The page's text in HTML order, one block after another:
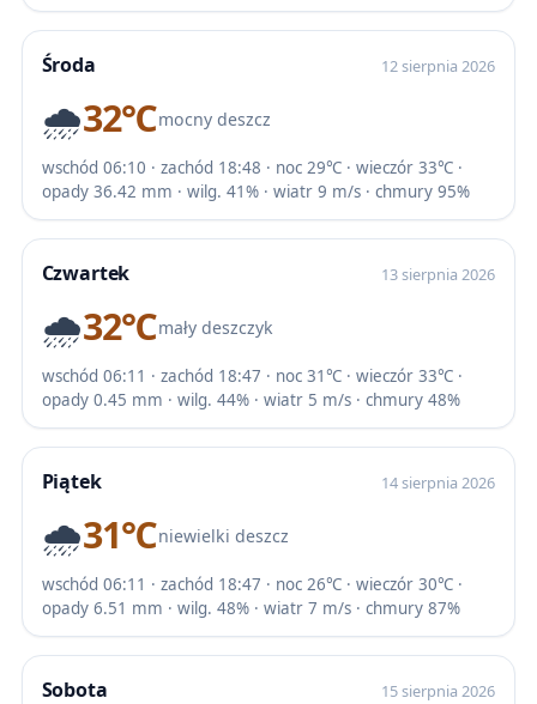
Środa 12 sierpnia 2026
🌧️32℃mocny deszcz
wschód 06:10 · zachód 18:48 · noc 29℃ · wieczór 33℃ ·
opady 36.42 mm · wilg. 41% · wiatr 9 m/s · chmury 95%
Czwartek 13 sierpnia 2026
🌧️32℃mały deszczyk
wschód 06:11 · zachód 18:47 · noc 31℃ · wieczór 33℃ ·
opady 0.45 mm · wilg. 44% · wiatr 5 m/s · chmury 48%
Piątek 14 sierpnia 2026
🌧️31℃niewielki deszcz
wschód 06:11 · zachód 18:47 · noc 26℃ · wieczór 30℃ ·
opady 6.51 mm · wilg. 48% · wiatr 7 m/s · chmury 87%
Sobota 15 sierpnia 2026